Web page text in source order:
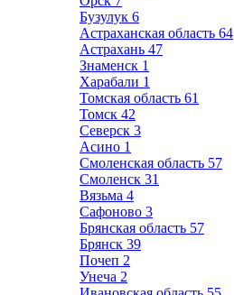
Бузулук 6
Астраханская область 64
Астрахань 47
Знаменск 1
Харабали 1
Томская область 61
Томск 42
Северск 3
Асино 1
Смоленская область 57
Смоленск 31
Вязьма 4
Сафоново 3
Брянская область 57
Брянск 39
Почеп 2
Унеча 2